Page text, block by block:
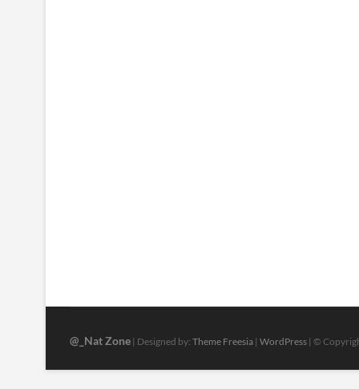
@_Nat Zone | Designed by: Theme Freesia | WordPress | ©